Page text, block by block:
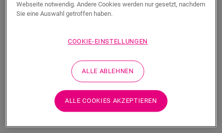
Eiche premium
CAPTURE SIG4757
Eiche Patina
LAMINAT CAPTURE
Webseite notwendig. Andere Cookies werden nur gesetzt, nachdem
Sie eine Auswahl getroffen haben.
COOKIE-EINSTELLUNGEN
ALLE ABLEHNEN
ALLE COOKIES AKZEPTIEREN